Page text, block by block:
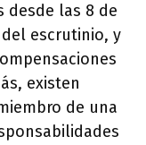
desde las 8 de
escrutinio, y
existen
de una